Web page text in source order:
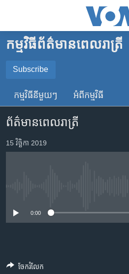
គេហទំព័រ​
ទាក់ទង
រំលង​
ទំព័រ​
ព័ត៌មាន​​
តែ​
ម្តង
រចនា
ចូល​
កម្ពុជា
អន្តរជាតិ
ចិន
ហេឡូវីអូអេ
កម្ពុជាច្នៃប្រតិដ្ឋ
កម្មវិធីទាំងអស់
បណ្តាញ​សង្គម
កម្មវិធី​ព័ត៌មាន​ពេលរាត្រី
Subscribe
SUBSCRIBE
YouTube Music
កម្មវិធី​នីមួយៗ អំពី​កម្មវិធី​
ព័ត៌មានពេលរាត្រី
15 វិច្ឆិកា 2019
0:00
ចែករំលែក